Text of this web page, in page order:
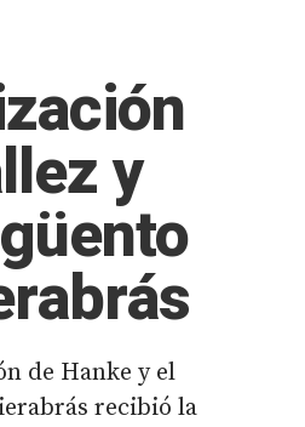
y
de Hanke y el
recibió la